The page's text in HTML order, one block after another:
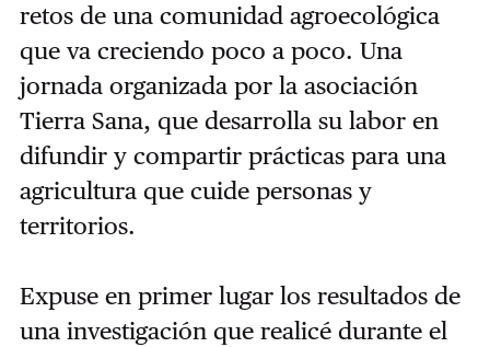
retos de una comunidad agroecológica
que va creciendo poco a poco. Una
jornada organizada por la asociación
Tierra Sana, que desarrolla su labor en
difundir y compartir prácticas para una
agricultura que cuide personas y
territorios.
Expuse en primer lugar los resultados de
una investigación que realicé durante el